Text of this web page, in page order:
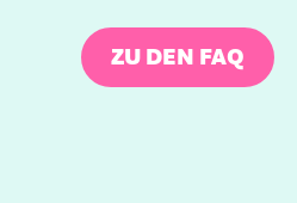
ZU DEN FAQ